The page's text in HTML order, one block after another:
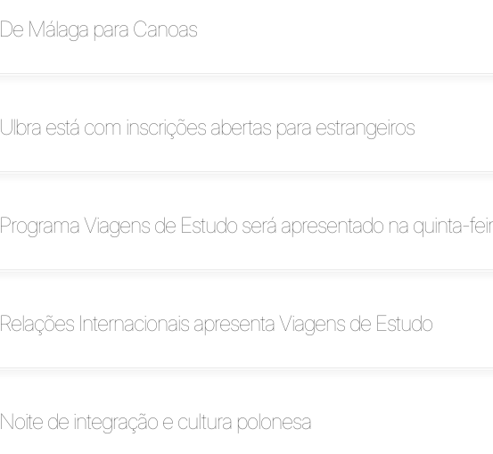
De Málaga para Canoas
Ulbra está com inscrições abertas para estrangeiros
Programa Viagens de Estudo será apresentado na quinta-
Relações Internacionais apresenta Viagens de Estudo
Noite de integração e cultura polonesa